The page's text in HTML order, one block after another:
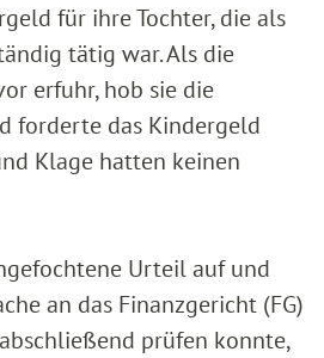
für ihre Tochter, die als
tätig war. Als die
erfuhr, hob sie die
forderte das Kindergeld
Klage hatten keinen
Urteil auf und
an das Finanzgericht (FG)
prüfen konnte,